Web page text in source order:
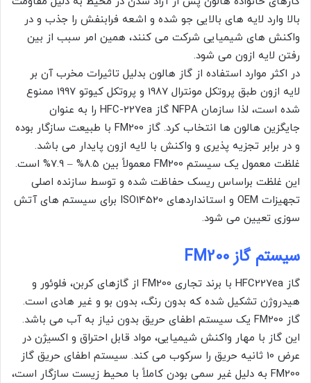
بالا وارد لایه های بالایی جو شده و اشعه فرابنفش را جذب و در
واکنش های شیمیایی شرکت می کنند، همین امر سبب از بین
رفتن لایه ازون می شود.
در اکثر موارد استفاده از گاز هالون بدلیل تاثیرات مخرب آن بر
لایه ازون طبق پروتکل مونترال 1987 و پروتکل کیوتو 1997 ممنوع
شده است، لذا سازمان NFPA گاز HFC-227ea را به عنوان
جایگزین هالون ها انتخاب کرد. گاز FM200 با طبیعت سازگار بوده
و در برابر تجزیه پذیری و واکنش با لایه ازون پایدار می باشد.
غلظت معمول یک سیستم FM200 معمولاً بین 8.5% – 7.9% است.
این غلظت براساس ریسک حفاظت شده و توسط سازنده اصلی
تجهیزات OEM و استانداردهای ISO14520 برای سیستم های آتش
سوزی تعیین می شود.
سیستم گاز FM200
گاز HFC227ea با برند تجاری FM200 از گازهای کربن، فلوئور و
هیدروژن تشکیل شده که بدون رنگ، بدون بو و غیر هادی است.
گاز FM200 یک سیستم اطفای حریق بدون نیاز به آب می باشد.
این گاز با مهار واکنش شیمیایی، مواد قابل احتراق و اکسیژن در
عرض 10 ثانیه حریق را سرکوب می کند. سیستم اطفای حریق گاز
FM200 به دلیل غیر سمی بودن کاملاً با محیط زیست سازگار است،